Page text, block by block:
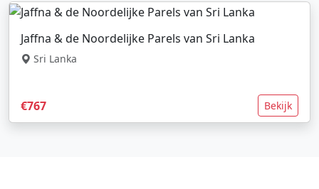
Jaffna & de Noordelijke Parels van Sri Lanka
Sri Lanka
€767 Bekijk